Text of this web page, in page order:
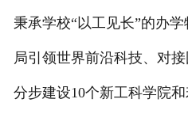
秉承学校“以工见长”的办
局引领世界前沿科技、对
分步建设10个新工科学院和